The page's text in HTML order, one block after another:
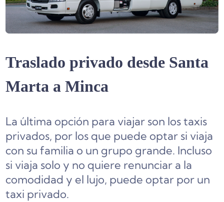
Traslado privado desde Santa
Marta a Minca
La última opción para viajar son los taxis
privados, por los que puede optar si viaja
con su familia o un grupo grande. Incluso
si viaja solo y no quiere renunciar a la
comodidad y el lujo, puede optar por un
taxi privado.